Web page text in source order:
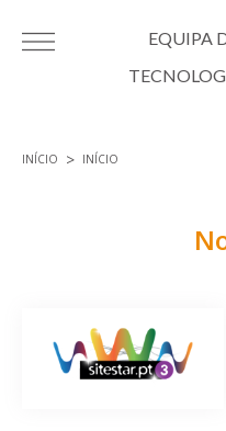
EQUIPA
INÍCIO INÍCIO
Páginas